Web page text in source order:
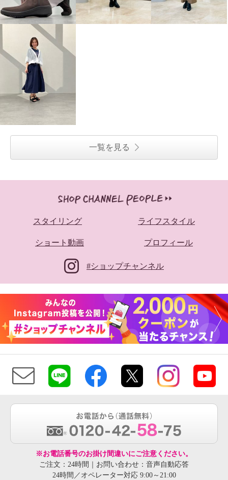
一覧を見る
スタイリング ライフスタイル
ショート動画 プロフィール
#ショップチャンネル
※お電話番号のお掛け間違いにご注意ください。
ご注文：24時間｜お問い合わせ：音声自動応答
24時間／オペレーター対応 9:00～21:00